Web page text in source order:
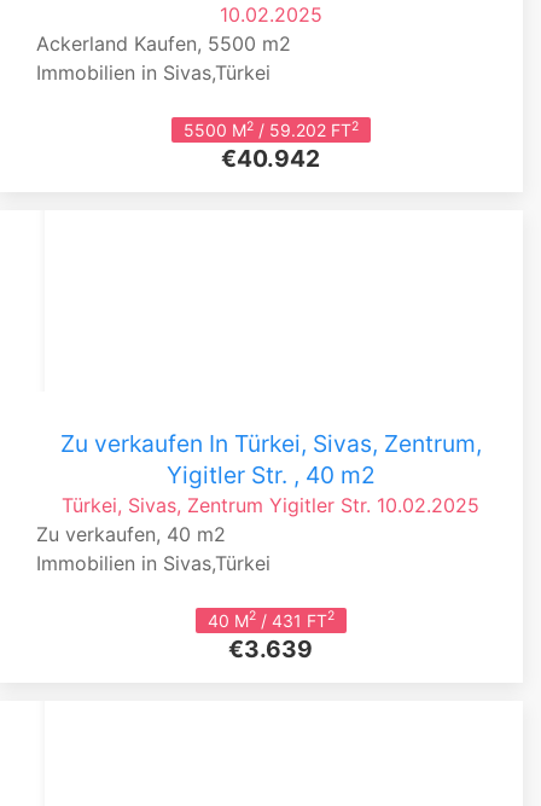
10.02.2025
Ackerland Kaufen, 5500 m2
Immobilien in Sivas,Türkei
5500 M2/ 59.202 FT2
€40.942
Zu verkaufen In Türkei, Sivas, Zentrum,
Yigitler Str. , 40 m2
Türkei, Sivas, Zentrum Yigitler Str. 10.02.2025
Zu verkaufen, 40 m2
Immobilien in Sivas,Türkei
40 M2/ 431 FT2
€3.639